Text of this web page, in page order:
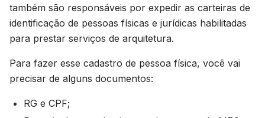
também são responsáveis por expedir as carteiras de
identificação de pessoas físicas e jurídicas habilitadas
para prestar serviços de arquitetura.
Para fazer esse cadastro de pessoa física, você vai
precisar de alguns documentos:
RG e CPF;